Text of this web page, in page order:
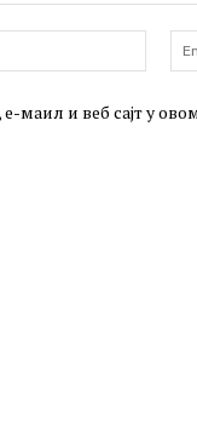
Ime:*
е-маил и веб сајт у